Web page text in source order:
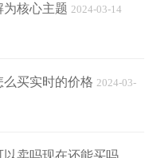
为核心主题 2024-03-14
么买实时的价格 2024-03-
以卖吗现在还能买吗